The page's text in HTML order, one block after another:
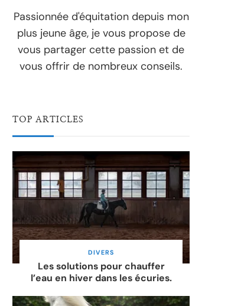
Passionnée d'équitation depuis mon
plus jeune âge, je vous propose de
vous partager cette passion et de
vous offrir de nombreux conseils.
TOP ARTICLES
DIVERS
Les solutions pour chauffer
l’eau en hiver dans les écuries.